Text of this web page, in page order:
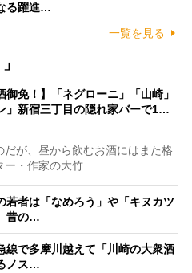
る躍進…
一覧を見る
御免！】「ネグローニ」「山崎」
」新宿三丁目の隠れ家バーで1…
が、昼から飲むお酒にはまた格
・作家の大竹…
若者は「なめろう」や「キヌカツ
昔の…
線で多摩川越えて「川崎の大衆酒
ノス…